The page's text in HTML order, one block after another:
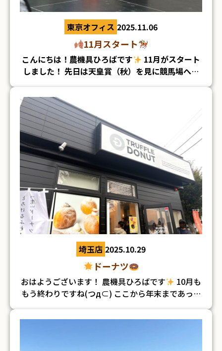
先週のお休みには、ジャパンカップを見に東京競馬
場へ行ってきました
毎年この時期になると、も
う今年も終わりだな～と年末を実感します＞＜ 有
馬記念も楽しみです（＾－＾） ★☆★☆★「農機
具を買いたい！」という方は、中古農機具情報
ページまたは Yahooオークションよりチェック
してみてください
↓↓バナーをクリック！↓↓
■茨城店 ブロードキャスター ブロキャスがな
く、ずっと探されていたそうです！
埼玉県川口市の有名な担々麵のお店「仁」さんへ
初めて行ってきました(*^^*) シンプルな担々麵を
いただきました！ 辛さが選べたのですが、まずは
基本の1辛を
進みました
餃子も大きくて、とってもおいかったです！！
塩ラーメンや油淋鶏定食などもあったので、 また
チャレンジしにいきたいと思います(*^ω^*)
東京オフィス 2025.11.06
11月スタート
こんにちは！農機具ひろばです
しました！ 先日は天皇賞（秋）を見に競馬場へ行
秋ＧⅠが始まると、もう今年も終わりだな～という
気持ちになりますね…(゜-゜)笑
埼玉店 2025.10.29
ドーナツ
おはようございます！ 農機具ひろばです
もう終わりですね(つд⊂) ここから年末まであっと
は急に寒くなりましたが、11月はちょっと暖かく